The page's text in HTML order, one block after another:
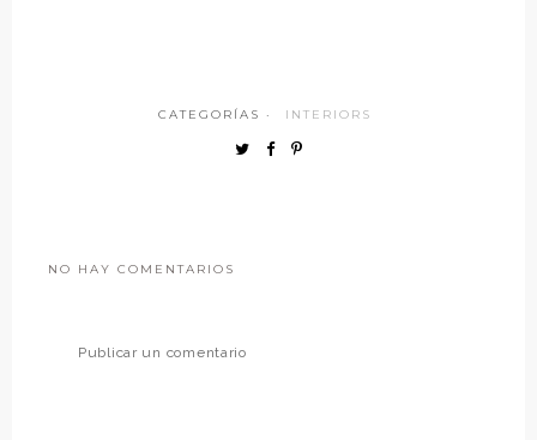
CATEGORÍAS · INTERIORS
NO HAY COMENTARIOS
Publicar un comentario